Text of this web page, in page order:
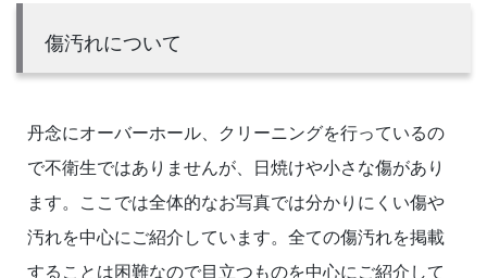
傷汚れについて
丹念にオーバーホール、クリーニングを行っているの
で不衛生ではありませんが、日焼けや小さな傷があり
ます。ここでは全体的なお写真では分かりにくい傷や
汚れを中心にご紹介しています。全ての傷汚れを掲載
することは困難なので目立つものを中心にご紹介して